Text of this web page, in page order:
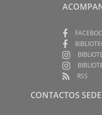
RSS
CONTACTOS SEDE